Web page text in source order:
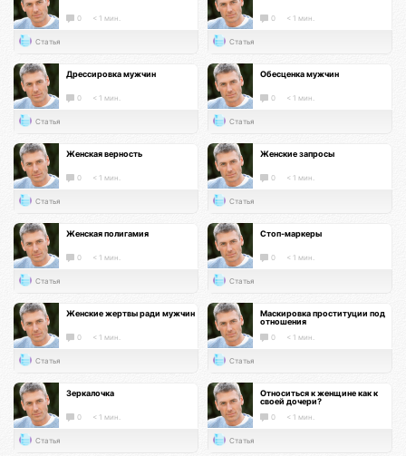
0 < 1 мин.
Статья
0 < 1 мин.
Статья
Дрессировка мужчин
0 < 1 мин.
Статья
Обесценка мужчин
0 < 1 мин.
Статья
Женская верность
0 < 1 мин.
Статья
Женские запросы
0 < 1 мин.
Статья
Женская полигамия
0 < 1 мин.
Статья
Стоп-маркеры
0 < 1 мин.
Статья
Женские жертвы ради мужчин
0 < 1 мин.
Статья
Маскировка проституции под
отношения
0 < 1 мин.
Статья
Зеркалочка
0 < 1 мин.
Статья
Относиться к женщине как к
своей дочери?
0 < 1 мин.
Статья